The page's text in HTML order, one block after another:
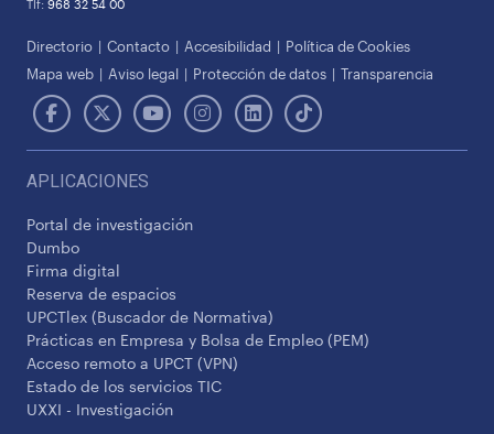
Tlf: 968 32 54 00
Directorio Contacto Accesibilidad
Política de Cookies
Mapa web
Aviso legal Protección de datos Transparencia
APLICACIONES
Portal de investigación
Dumbo
Firma digital
Reserva de espacios
UPCTlex (Buscador de Normativa)
Prácticas en Empresa y Bolsa de Empleo (PEM)
Acceso remoto a UPCT (VPN)
Estado de los servicios TIC
UXXI - Investigación